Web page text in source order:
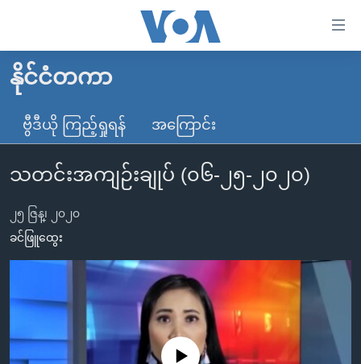
လွယ်ကူ
စေ
သည့်
များ
ပင်မ
အကြောင်းအရာ
ကြည့်
ပင်မ
မူလစာမျက်နှာ
မြန်မာ
ကမ္ဘာ့သတင်းများ
နိုင်ငံတကာ
တရုတ်
အစ္စရေး-ပါလက်စတိုင်း
ဗွီဒီယို
ရပ်ဝန်းတခု လမ်းတခု အလွန်
အင်္ဂလိပ်စာလေ့လာမယ်
အမေရိကန်သုံးအီဒီယံ
မကြေးမုံရဲ့ အင်္ဂလိပ်စာ
ရုပ်ရှင်ထဲက အင်္ဂလိပ်စာ
အပတ်စဉ်ကဏ္ဍများ
တီဗွီ
ရေဒီယိုနှင့်ရုပ်သံ အချက်အလက်များ
ရေဒီယို/တီဗွီအစီအစဉ်
နိုင်ငံတကာ
ဗွီဒီယို ကြည့်ရှုရန် အကြောင်း
သတင်းအကျဉ်းချုပ် (၀၆-၂၅-၂၀၂၀)
၂၅ ဇြန္၊ ၂၀၂၀
ခင်ဖြူထွေး
No media source currently available